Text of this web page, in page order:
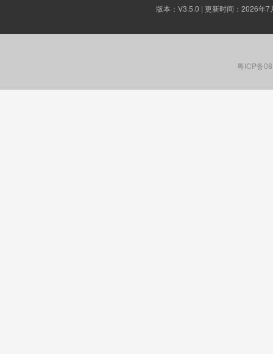
版本： V3.5.0 | 更新时间：2026年
粤ICP备